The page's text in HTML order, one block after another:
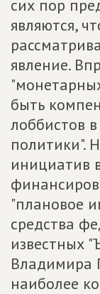
сих пор
являются,
явление.
быть
лоббистов
политики".
инициатив
"плановое
средства
известных
Владимира
наиболее